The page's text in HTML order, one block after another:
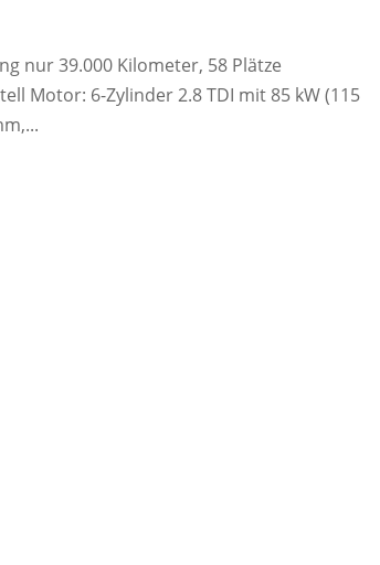
nur 39.000 Kilometer, 58 Plätze
Motor: 6-Zylinder 2.8 TDI mit 85 kW (115